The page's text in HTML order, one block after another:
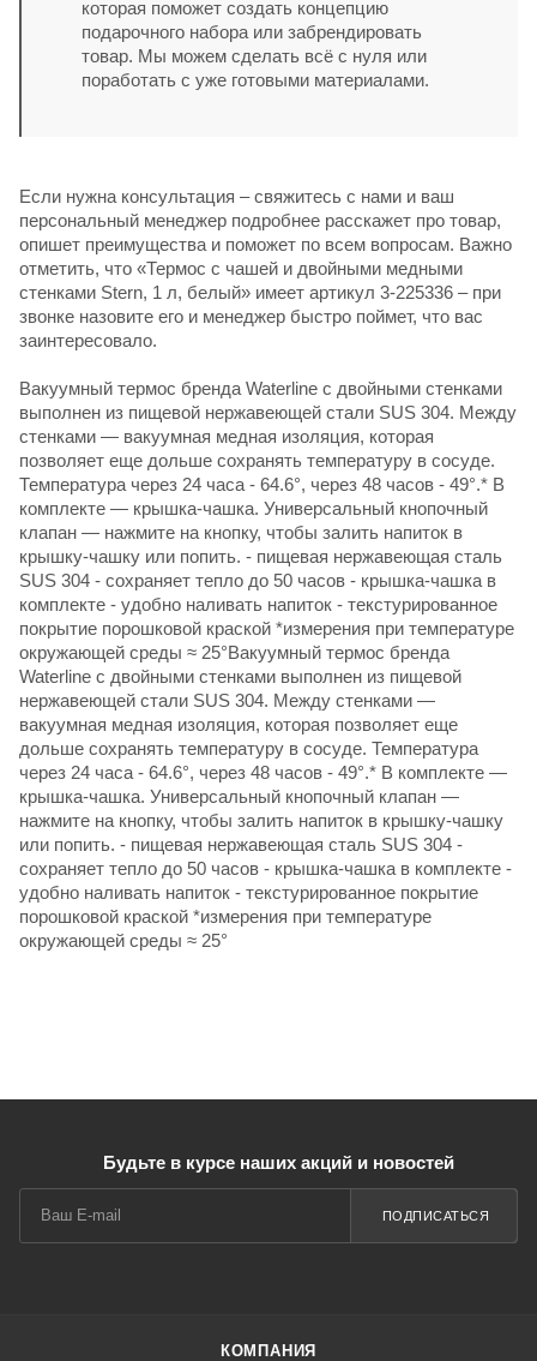
которая поможет создать концепцию
подарочного набора или забрендировать
товар. Мы можем сделать всё с нуля или
поработать с уже готовыми материалами.
Если нужна консультация – свяжитесь с нами и ваш
персональный менеджер подробнее расскажет про товар,
опишет преимущества и поможет по всем вопросам. Важно
отметить, что «Термос с чашей и двойными медными
стенками Stern, 1 л, белый» имеет артикул 3-225336 – при
звонке назовите его и менеджер быстро поймет, что вас
заинтересовало.
Вакуумный термос бренда Waterline с двойными стенками
выполнен из пищевой нержавеющей стали SUS 304. Между
стенками — вакуумная медная изоляция, которая
позволяет еще дольше сохранять температуру в сосуде.
Температура через 24 часа - 64.6°, через 48 часов - 49°.* В
комплекте — крышка-чашка. Универсальный кнопочный
клапан — нажмите на кнопку, чтобы залить напиток в
крышку-чашку или попить. - пищевая нержавеющая сталь
SUS 304 - сохраняет тепло до 50 часов - крышка-чашка в
комплекте - удобно наливать напиток - текстурированное
покрытие порошковой краской *измерения при температуре
окружающей среды ≈ 25°Вакуумный термос бренда
Waterline с двойными стенками выполнен из пищевой
нержавеющей стали SUS 304. Между стенками —
вакуумная медная изоляция, которая позволяет еще
дольше сохранять температуру в сосуде. Температура
через 24 часа - 64.6°, через 48 часов - 49°.* В комплекте —
крышка-чашка. Универсальный кнопочный клапан —
нажмите на кнопку, чтобы залить напиток в крышку-чашку
или попить. - пищевая нержавеющая сталь SUS 304 -
сохраняет тепло до 50 часов - крышка-чашка в комплекте -
удобно наливать напиток - текстурированное покрытие
порошковой краской *измерения при температуре
окружающей среды ≈ 25°
Будьте в курсе наших акций и новостей
ПОДПИСАТЬСЯ
КОМПАНИЯ